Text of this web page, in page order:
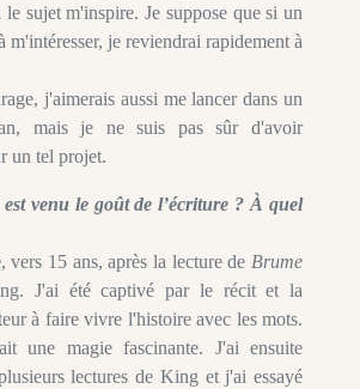
le sujet m'inspire. Je suppose que si un
m'intéresser, je reviendrai rapidement à
j'aimerais aussi me lancer dans un
mais je ne suis pas sûr d'avoir
un tel projet.
venu le goût de l’écriture ? À quel
vers 15 ans, après la lecture de Brume
J'ai été captivé par le récit et la
à faire vivre l'histoire avec les mots.
une magie fascinante. J'ai ensuite
lectures de King et j'ai essayé